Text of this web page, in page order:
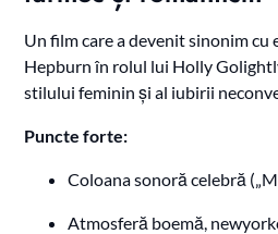
Un film care a devenit sinonim cu
Hepburn în rolul lui Holly
stilului feminin și al iubirii
Puncte forte:
Coloana sonoră celebră
Atmosferă boemă,